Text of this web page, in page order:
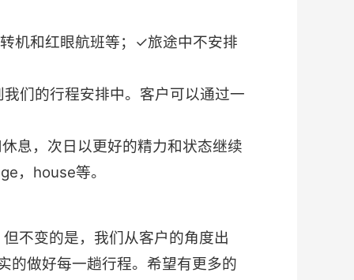
机和红眼航班等；✓旅途中不安排
们的行程安排中。客户可以通过一
息，次日以更好的精力和状态继续
，house等。
不变的是，我们从客户的角度出
的做好每一趟行程。希望有更多的